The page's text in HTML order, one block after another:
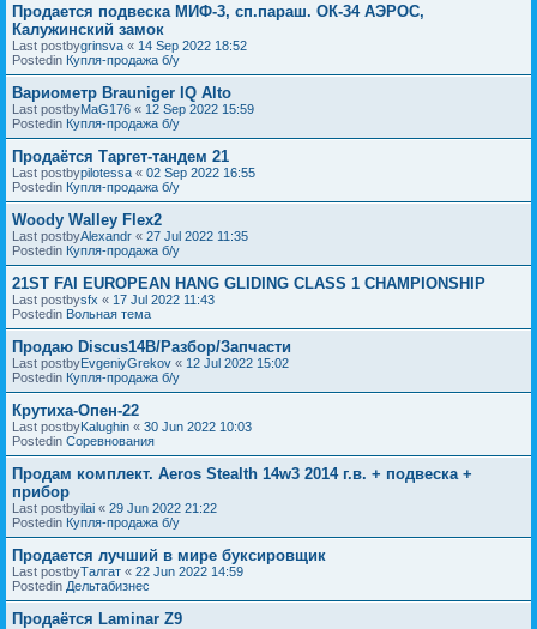
Продается подвеска МИФ-3, сп.параш. ОК-34 АЭРОС,
Калужинский замок
Last postbygrinsva « 14 Sep 2022 18:52
Postedin Купля-продажа б/у
Вариометр Brauniger IQ Alto
Last postbyMaG176 « 12 Sep 2022 15:59
Postedin Купля-продажа б/у
Продаётся Таргет-тандем 21
Last postbypilotessa « 02 Sep 2022 16:55
Postedin Купля-продажа б/у
Woody Walley Flex2
Last postbyAlexandr « 27 Jul 2022 11:35
Postedin Купля-продажа б/у
21ST FAI EUROPEAN HANG GLIDING CLASS 1 CHAMPIONSHIP
Last postbysfx « 17 Jul 2022 11:43
Postedin Вольная тема
Продаю Discus14B/Разбор/Запчасти
Last postbyEvgeniyGrekov « 12 Jul 2022 15:02
Postedin Купля-продажа б/у
Крутиха-Опен-22
Last postbyKalughin « 30 Jun 2022 10:03
Postedin Соревнования
Продам комплект. Aeros Stealth 14w3 2014 г.в. + подвеска +
прибор
Last postbyilai « 29 Jun 2022 21:22
Postedin Купля-продажа б/у
Продается лучший в мире буксировщик
Last postbyТалгат « 22 Jun 2022 14:59
Postedin Дельтабизнес
Продаётся Laminar Z9